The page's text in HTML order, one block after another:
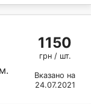
1150
грн / шт.
Вказано на
24.07.2021